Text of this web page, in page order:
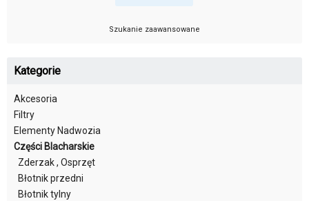
Szukanie zaawansowane
Kategorie
Akcesoria
Filtry
Elementy Nadwozia
Części Blacharskie
Zderzak , Osprzęt
Błotnik przedni
Błotnik tylny